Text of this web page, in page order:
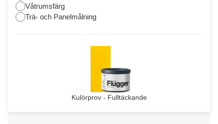
Våtrumsfärg
Trä- och Panelmålning
Kulörprov - Fulltäckande